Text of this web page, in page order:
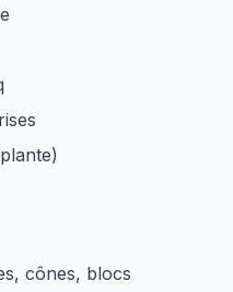
cônes, blocs